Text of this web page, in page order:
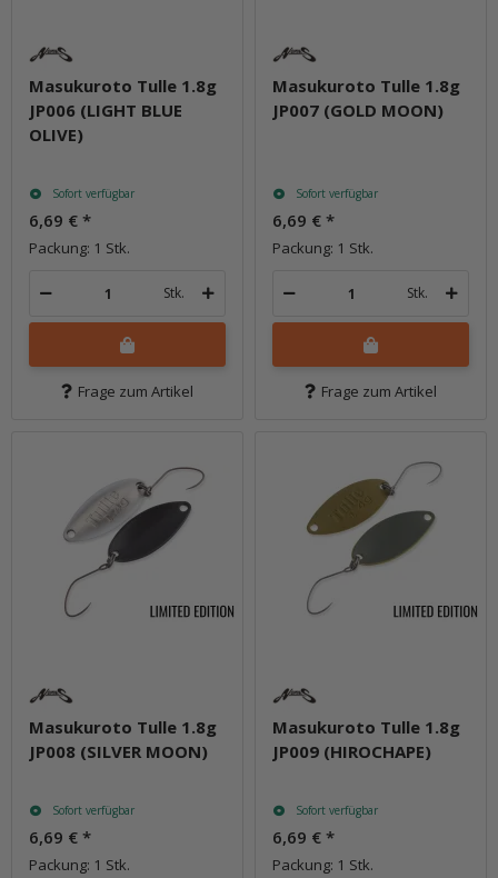
Masukuroto Tulle 1.8g
JP006 (LIGHT BLUE
OLIVE)
Sofort verfügbar
6,69 € *
Packung: 1 Stk.
Stk.
Frage zum Artikel
Masukuroto Tulle 1.8g
JP007 (GOLD MOON)
Sofort verfügbar
6,69 € *
Packung: 1 Stk.
Stk.
Frage zum Artikel
Masukuroto Tulle 1.8g
JP008 (SILVER MOON)
Sofort verfügbar
6,69 € *
Packung: 1 Stk.
Masukuroto Tulle 1.8g
JP009 (HIROCHAPE)
Sofort verfügbar
6,69 € *
Packung: 1 Stk.